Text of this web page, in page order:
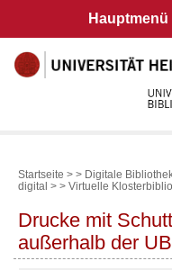
Hauptmenü
Startseite > > Digitale
digital > > Virtuelle
Drucke mit
außerhalb der